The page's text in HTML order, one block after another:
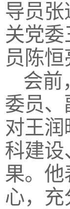
导员
关党
员陈
会前
委员、
对王
科建设
果。他
心，